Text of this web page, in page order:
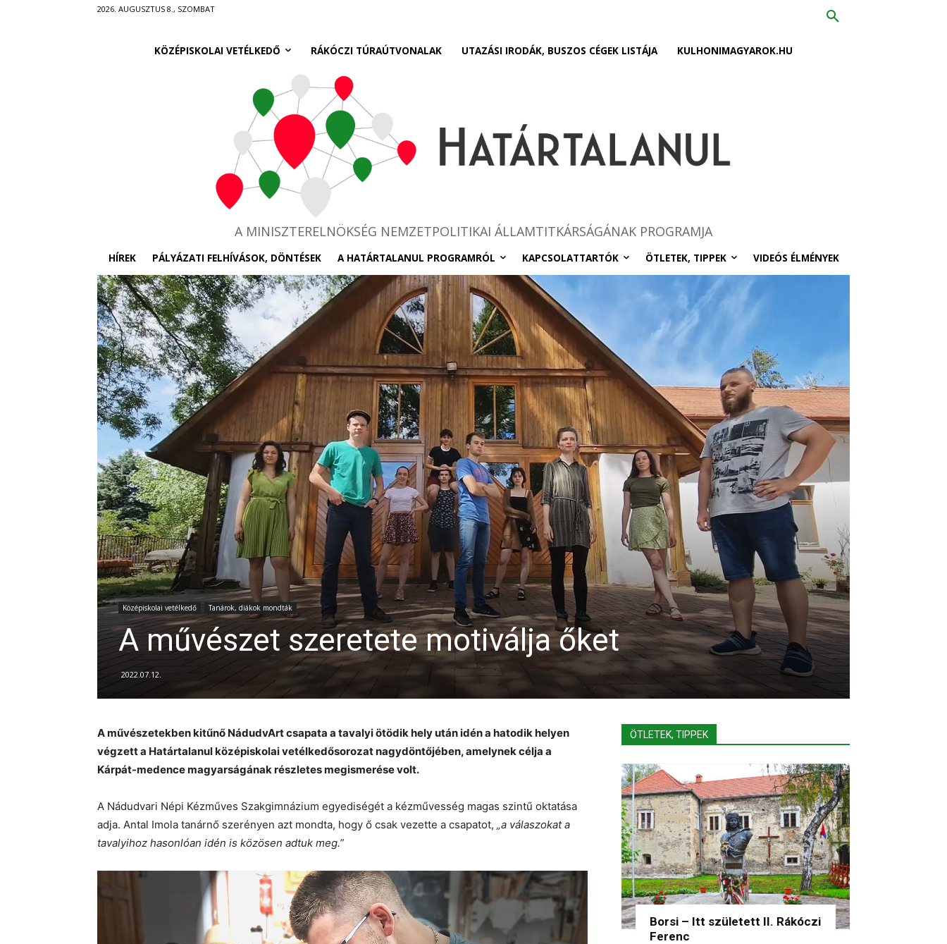
2026. AUGUSZTUS 8., SZOMBAT
KÖZÉPISKOLAI VETÉLKEDŐ RÁKÓCZI TÚRAÚTVONALAK UTAZÁSI IRODÁK, BUSZOS CÉGEK LISTÁJA KULHONIMAGYAROK.HU
A MINISZTERELNÖKSÉG NEMZETPOLITIKAI ÁLLAMTITKÁRSÁGÁNAK PROGRAMJA
HÍREK PÁLYÁZATI FELHÍVÁSOK, DÖNTÉSEK A HATÁRTALANUL PROGRAMRÓL KAPCSOLATTARTÓK ÖTLETEK, TIPPEK VIDEÓS ÉLMÉNYEK
Középiskolai vetélkedő Tanárok, diákok mondták
A művészet szeretete motiválja őket
2022.07.12.
A művészetekben kitűnő NádudvArt csapata a tavalyi ötödik hely után idén a hatodik helyen
végzett a Határtalanul középiskolai vetélkedősorozat nagydöntőjében, amelynek célja a
Kárpát-medence magyarságának részletes megismerése volt.
A Nádudvari Népi Kézműves Szakgimnázium egyediségét a kézművesség magas szintű oktatása
adja. Antal Imola tanárnő szerényen azt mondta, hogy ő csak vezette a csapatot, „a válaszokat a
tavalyihoz hasonlóan idén is közösen adtuk meg.”
ÖTLETEK, TIPPEK
Borsi – Itt született II. Rákóczi
Ferenc